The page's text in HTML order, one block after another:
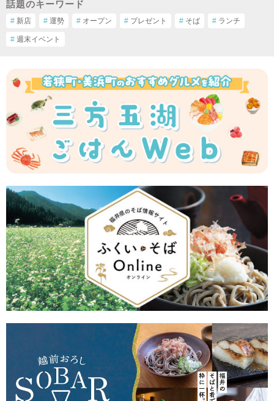
話題のキーワード
# 新店 # 運勢 # オープン # プレゼント # そば # ランチ
# 週末イベント